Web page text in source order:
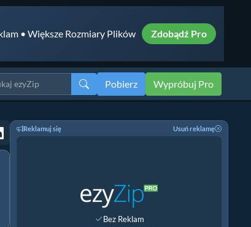
• Większe Rozmiary Plików Zdobądź Pro
Pobierz Wypróbuj Pro
Reklamuj się Usuń reklamę
Bez Reklam